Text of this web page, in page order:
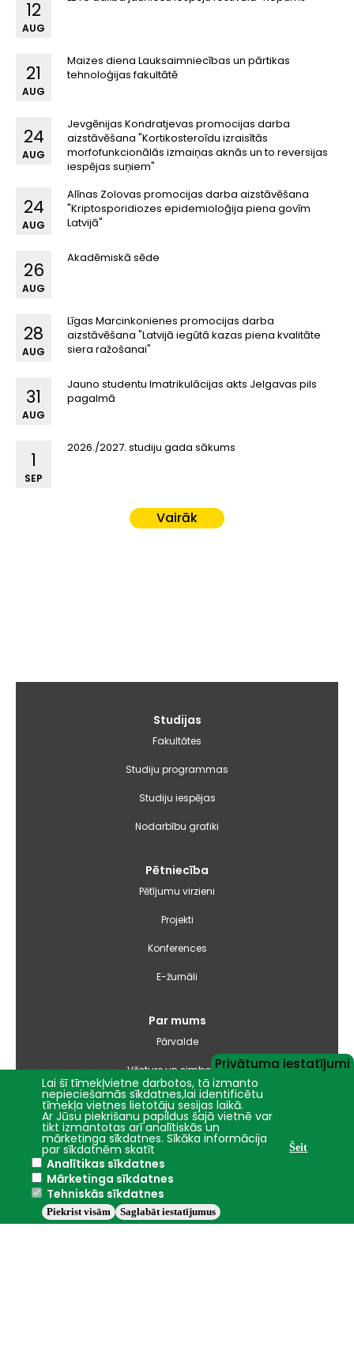
12
AUG
Maizes diena Lauksaimniecības un pārtikas
tehnoloģijas fakultātē
21
AUG
Jevgēnijas Kondratjevas promocijas darba
aizstāvēšana "Kortikosteroīdu izraisītās
morfofunkcionālās izmaiņas aknās un to reversijas
iespējas suņiem"
24
AUG
Alīnas Zolovas promocijas darba aizstāvēšana
"Kriptosporidiozes epidemioloğija piena govīm
Latvijā"
24
AUG
Akadēmiskā sēde
26
AUG
Līgas Marcinkonienes promocijas darba
aizstāvēšana "Latvijā iegūtā kazas piena kvalitāte
siera ražošanai"
28
AUG
Jauno studentu Imatrikulācijas akts Jelgavas pils
pagalmā
31
AUG
2026./2027. studiju gada sākums
1
SEP
Vairāk
Studijas
Fakultātes
Studiju programmas
Studiju iespējas
Nodarbību grafiki
Pētniecība
Pētījumu virzieni
Projekti
Konferences
E-žurnāli
Par mums
Pārvalde
Vēsture un simbolika
Studiju virzienu pārskati un pašnovērtējuma ziņojumi
Iepirkumi
Nāc studēt
Privātuma iestatījumi
Lai šī tīmekļvietne darbotos, tā izmanto
nepieciešamās sīkdatnes,lai identificētu
tīmekļa vietnes lietotāju sesijas laikā.
Ar Jūsu piekrišanu papildus šajā vietnē var
tikt izmantotas arī analītiskās un
mārketinga sīkdatnes. Sīkāka informācija
par sīkdatnēm skatīt Šeit
Analītikas sīkdatnes
Mārketinga sīkdatnes
Tehniskās sīkdatnes
Saglabāt iestatījumus
Piekrist visām